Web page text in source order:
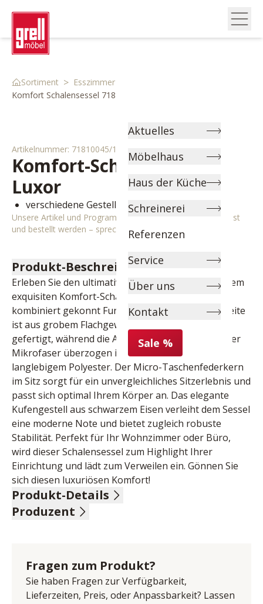
Aktuelles
Möbelhaus
Haus der Küche
Schreinerei
Referenzen
Service
Über uns
Kontakt
Sale %
Sortiment > Esszimmer
Komfort Schalensessel 71810045 1
Artikelnummer: 71810045/1
Komfort-Schalensessel
Luxor
verschiedene Gestelle zur Auswahl
Unsere Artikel und Programme können individuell angepasst
und bestellt werden – sprechen Sie uns gerne an!
Produkt-Beschreibung
Erleben Sie den ultimativen Sitzkomfort mit unserem
exquisiten Komfort-Schalensessel. Dieser Sessel
kombiniert gekonnt Funktion und Stil: Die Innenseite
ist aus grobem Flachgewebe in Bouclé-Optik
gefertigt, während die Außenseite mit hochwertiger
Mikrofaser überzogen ist – beides zu 100% aus
langlebigem Polyester. Der Micro-Taschenfederkern
im Sitz sorgt für ein unvergleichliches Sitzerlebnis und
passt sich optimal Ihrem Körper an. Das elegante
Kufengestell aus schwarzem Eisen verleiht dem Sessel
eine moderne Note und bietet zugleich robuste
Stabilität. Perfekt für Ihr Wohnzimmer oder Büro,
wird dieser Schalensessel zum Highlight Ihrer
Einrichtung und lädt zum Verweilen ein. Gönnen Sie
sich diesen luxuriösen Komfort!
Produkt-Details
Stoffkombination, innen grobes Flachgewebe, 100%
Sitztiefe 45 cm, Sitzhöhe 50 cm, BHT ca. 62/86/62 cm
Produzent
E-Mail-Adresse: info@niehoff-sitzmoebel.de
UID (Umsatzsteuer-Identifikationsnummer): DE
813783971
Fragen zum Produkt?
Sie haben Fragen zur Verfügbarkeit,
Lieferzeiten, Preis, oder Anpassbarkeit? Lassen